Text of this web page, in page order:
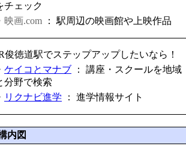
チェック
映画.com ： 駅周辺の映画館や上映作品
俊徳道駅でステップアップしたいなら！
ケイコとマナブ ： 講座・スクールを地域
分野で検索
リクナビ進学 ： 進学情報サイト
内図